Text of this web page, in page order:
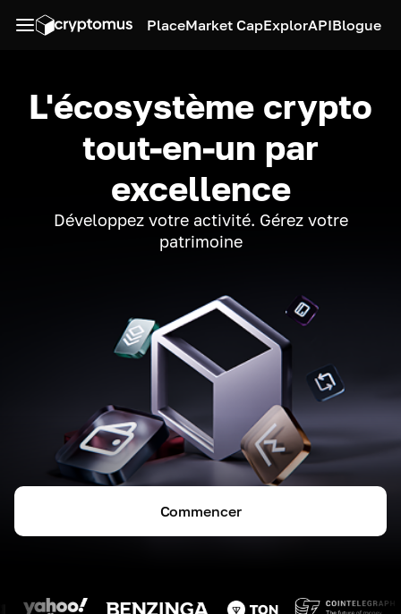
PlaceMarket CapExplorAPIBlogue
L'écosystème crypto
tout-en-un par
excellence
Développez votre activité. Gérez votre
patrimoine
Commencer